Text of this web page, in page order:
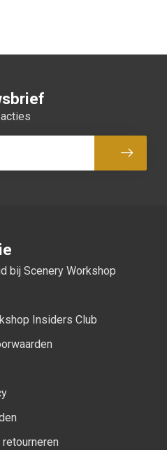
Abonneer
bij Scenery Workshop
Insiders Club